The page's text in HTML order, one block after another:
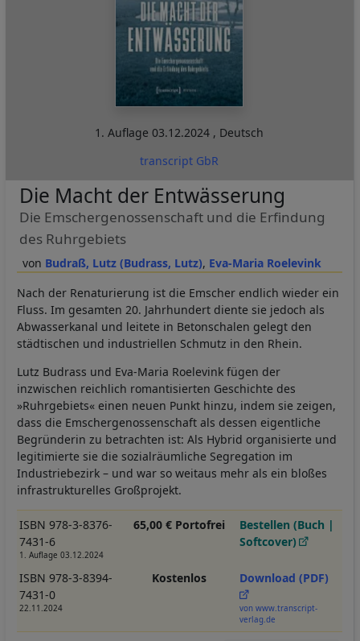
1. Auflage03.12.2024 , Deutsch
transcript GbR
Budraß, Lutz (Budrass, Lutz) Eva-Maria Roelevink
Die Macht der Entwässerung
Die Emschergenossenschaft und die Erfindung
des Ruhrgebiets
Nach der Renaturierung ist die Emscher endlich wieder ein
Fluss. Im gesamten 20. Jahrhundert diente sie jedoch als
Abwasserkanal und leitete in Betonschalen gelegt den
städtischen und industriellen Schmutz in den Rhein.
Lutz Budrass und Eva-Maria Roelevink fügen der
inzwischen reichlich romantisierten Geschichte des
»Ruhrgebiets« einen neuen Punkt hinzu, indem sie zeigen,
dass die Emschergenossenschaft als dessen eigentliche
Begründerin zu betrachten ist: Als Hybrid organisierte und
legitimierte sie die sozialräumliche Segregation im
Industriebezirk – und war so weitaus mehr als ein bloßes
infrastrukturelles Großprojekt.
ISBN 978-3-8376-
7431-6
1. Auflage 03.12.2024
65,00 € Portofrei
Bestellen (Buch |
Softcover)
ISBN 978-3-8394-
7431-0
22.11.2024
Kostenlos Download (PDF)
von www.transcript-
verlag.de